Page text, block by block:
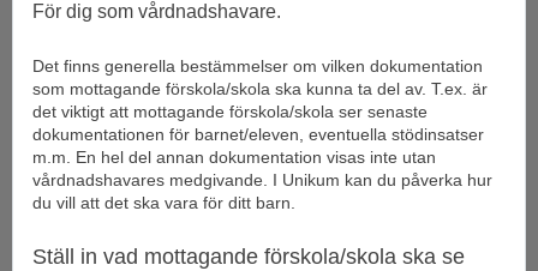
För dig som vårdnadshavare.
Det finns generella bestämmelser om vilken dokumentation
som mottagande förskola/skola ska kunna ta del av. T.ex. är
det viktigt att mottagande förskola/skola ser senaste
dokumentationen för barnet/eleven, eventuella stödinsatser
m.m. En hel del annan dokumentation visas inte utan
vårdnadshavares medgivande. I Unikum kan du påverka hur
du vill att det ska vara för ditt barn.
Ställ in vad mottagande förskola/skola ska se